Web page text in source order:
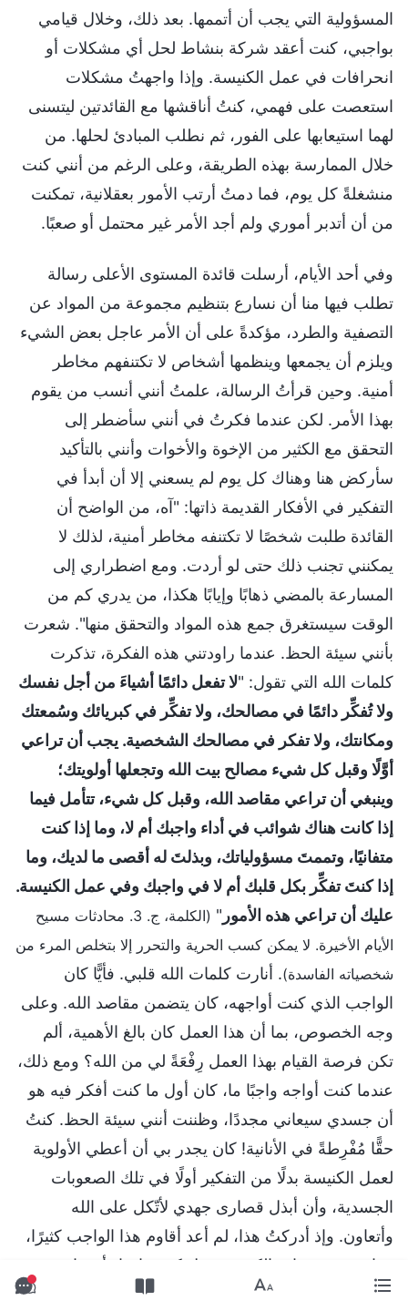
المسؤولية التي يجب أن أتممها. بعد ذلك، وخلال قيامي
بواجبي، كنت أعقد شركة بنشاط لحل أي مشكلات أو
انحرافات في عمل الكنيسة. وإذا واجهتُ مشكلات
استعصت على فهمي، كنتُ أناقشها مع القائدتين ليتسنى
لهما استيعابها على الفور، ثم نطلب المبادئ لحلها. من
خلال الممارسة بهذه الطريقة، وعلى الرغم من أنني كنت
منشغلةً كل يوم، فما دمتُ أرتب الأمور بعقلانية، تمكنت
من أن أتدبر أموري ولم أجد الأمر غير محتمل أو صعبًا.
وفي أحد الأيام، أرسلت قائدة المستوى الأعلى رسالة
تطلب فيها منا أن نسارع بتنظيم مجموعة من المواد عن
التصفية والطرد، مؤكدةً على أن الأمر عاجل بعض الشيء
ويلزم أن يجمعها وينظمها أشخاص لا تكتنفهم مخاطر
أمنية. وحين قرأتُ الرسالة، علمتُ أنني أنسب من يقوم
بهذا الأمر. لكن عندما فكرتُ في أنني سأضطر إلى
التحقق مع الكثير من الإخوة والأخوات وأنني بالتأكيد
سأركض هنا وهناك كل يوم لم يسعني إلا أن أبدأ في
التفكير في الأفكار القديمة ذاتها: "آه، من الواضح أن
القائدة طلبت شخصًا لا تكتنفه مخاطر أمنية، لذلك لا
يمكنني تجنب ذلك حتى لو أردت. ومع اضطراري إلى
المسارعة بالمضي ذهابًا وإيابًا هكذا، من يدري كم من
الوقت سيستغرق جمع هذه المواد والتحقق منها". شعرت
بأنني سيئة الحظ. عندما راودتني هذه الفكرة، تذكرت
كلمات الله التي تقول: "لا تفعل دائمًا أشياءَ من أجل نفسك
ولا تُفكِّر دائمًا في مصالحك، ولا تفكِّر في كبريائك وسُمعتك
ومكانتك، ولا تفكر في مصالحك الشخصية. يجب أن تراعي
أوَّلًا وقبل كل شيء مصالح بيت الله وتجعلها أولويتك؛
وينبغي أن تراعي مقاصد الله، وقبل كل شيء، تتأمل فيما
إذا كانت هناك شوائب في أداء واجبك أم لا، وما إذا كنت
متفانيًا، وتممتَ مسؤولياتك، وبذلتَ له أقصى ما لديك، وما
إذا كنتَ تفكِّر بكل قلبك أم لا في واجبك وفي عمل الكنيسة.
عليك أن تراعي هذه الأمور "
(الكلمة، ج. 3. محادثات مسيح
الأيام الأخيرة. لا يمكن كسب الحرية والتحرر إلا بتخلص المرء من
شخصياته الفاسدة). أنارت كلمات الله قلبي. فأيًّا كان
الواجب الذي كنت أواجهه، كان يتضمن مقاصد الله. وعلى
وجه الخصوص، بما أن هذا العمل كان بالغ الأهمية، ألم
تكن فرصة القيام بهذا العمل رِفْعَةً لي من الله؟ ومع ذلك،
عندما كنت أواجه واجبًا ما، كان أول ما كنت أفكر فيه هو
أن جسدي سيعاني مجددًا، وظننت أنني سيئة الحظ. كنتُ
حقًّا مُفْرِطةً في الأنانية! كان يجدر بي أن أعطي الأولوية
لعمل الكنيسة بدلًا من التفكير أولًا في تلك الصعوبات
الجسدية، وأن أبذل قصارى جهدي لأتّكل على الله
وأتعاون. وإذ أدركتُ هذا، لم أعد أقاوم هذا الواجب كثيرًا،
وتناقشت مع قادة الكنيسة حول كيفية إيجاد أشخاص
للتحقق من المواد. واجهت خلال عملية التحقق بعض